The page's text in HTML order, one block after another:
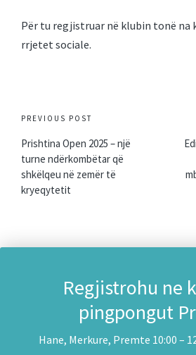
Për tu regjistruar në klubin tonë na
rrjetet sociale.
Post
navigation
PREVIOUS POST
Prishtina Open 2025 – një
turne ndërkombëtar që
shkëlqeu në zemër të
kryeqytetit
Regjistrohu ne
pingpongut
Hane, Merkure, Premte 10:00 –